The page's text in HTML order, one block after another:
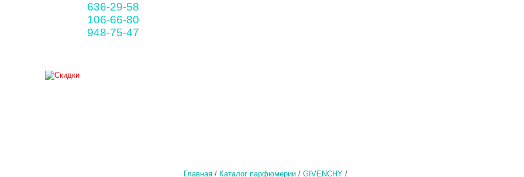
Главная / Каталог парфюмерии / GIVENCHY /
636-29-58
106-66-80
948-75-47